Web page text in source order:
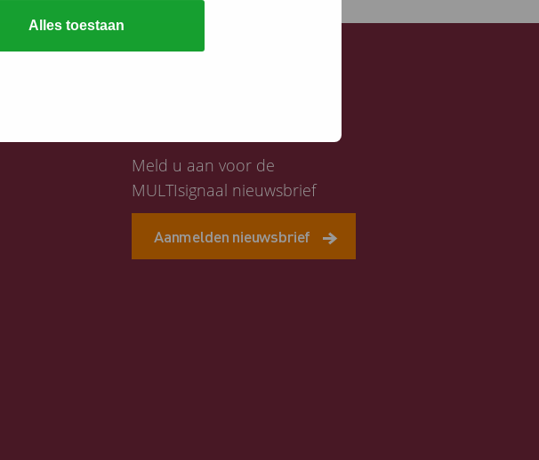
Alles toestaan
Meld u aan voor de
MULTIsignaal nieuwsbrief
Aanmelden nieuwsbrief